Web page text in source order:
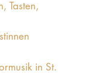
Tasten,
in St.